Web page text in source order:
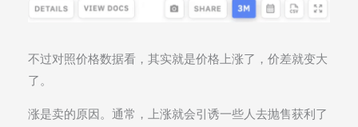
不过对照价格数据看，其实就是价格上涨了，价差就变大
了。
涨是卖的原因。通常，上涨就会引诱一些人去抛售获利了